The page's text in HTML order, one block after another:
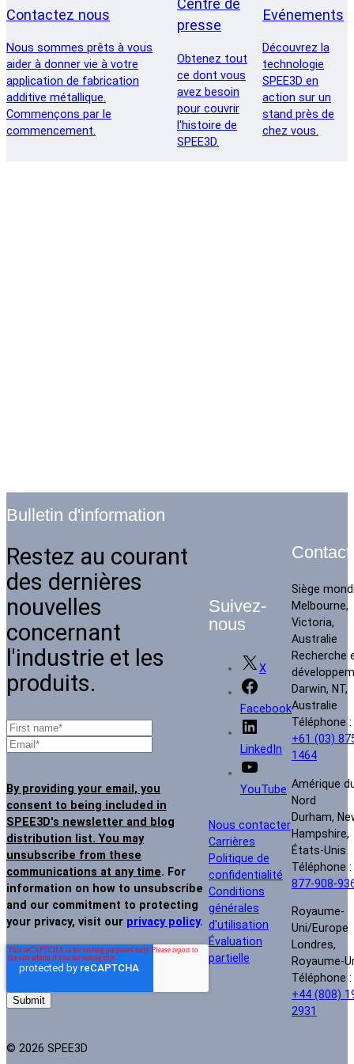
Contactez nous
Nous sommes prêts à vous
aider à donner vie à votre
application de fabrication
additive métallique.
Commençons par le
commencement.
Centre de
presse
Obtenez tout
ce dont vous
avez besoin
pour couvrir
l'histoire de
SPEE3D.
Evénements
Découvrez la
technologie
SPEE3D en
action sur un
stand près de
chez vous.
Bulletin d'information
Restez au courant
des dernières
nouvelles
concernant
l'industrie et les
produits.
By providing your email, you
consent to being included in
SPEE3D's newsletter and blog
distribution list. You may
unsubscribe from these
communications at any time. For
information on how to unsubscribe
and our commitment to protecting
your privacy, visit our privacy policy.
© 2026 SPEE3D
Suivez-
nous
X
Facebook
LinkedIn
YouTube
Nous contacter
Carrières
Politique de
confidentialité
Conditions
générales
d'utilisation
Évaluation
partielle
Siège
Melbourne,
Victoria,
Australie
Recherche
Darwin, NT,
Australie
Téléphone :
+61 (03)
1464
Amérique
Nord
Durham,
Hampshire,
États-Unis
Téléphone :
877-908-
Royaume-
Uni/Europe
Londres,
Royaume-
Téléphone :
+44 (808)
2931